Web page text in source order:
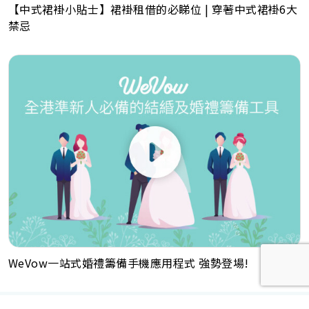
【中式裙褂小貼士】裙褂租借的必睇位 | 穿著中式裙褂6大
禁忌
WeVow一站式婚禮籌備手機應用程式 強勢登場!